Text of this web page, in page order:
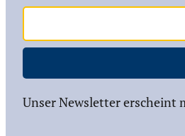
Unser Newsletter erscheint